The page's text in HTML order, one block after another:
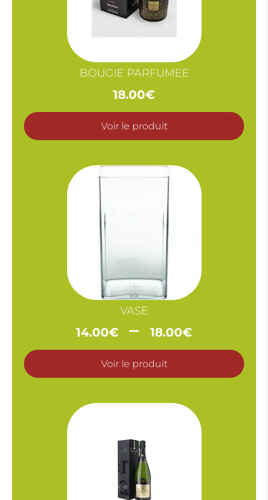
BOUGIE PARFUMEE
18.00€
Voir le produit
VASE
14.00€ – 18.00€Plage
de
prix :
14.00€
18.00€
Voir le produit